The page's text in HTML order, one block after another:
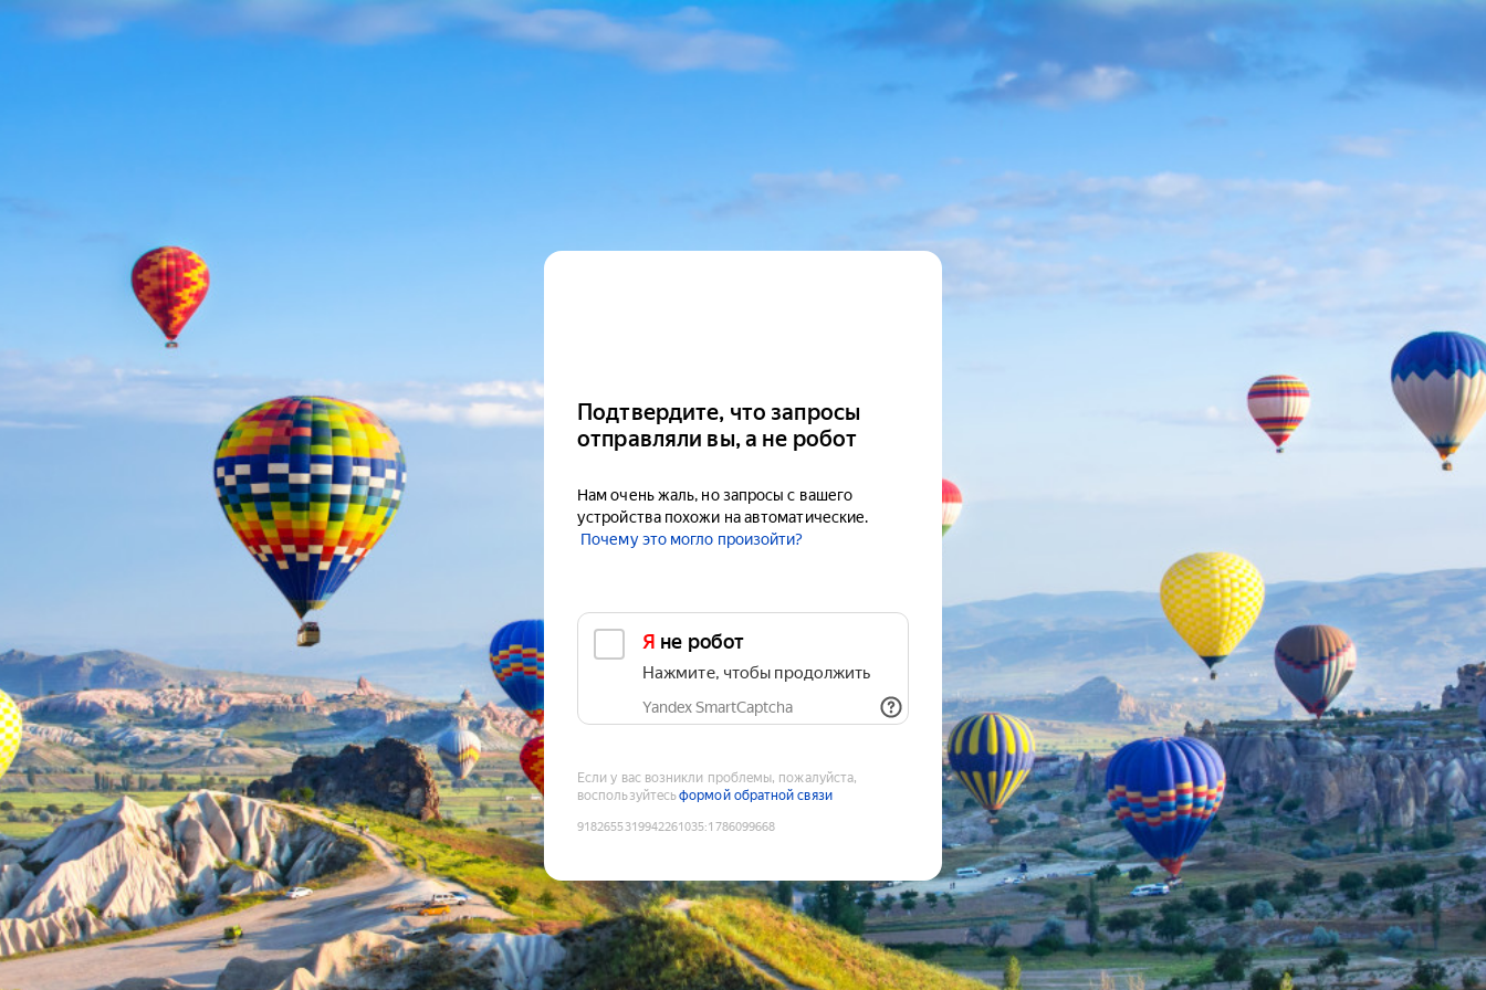
Подтвердите, что запросы
отправляли вы, а не робот
Нам очень жаль, но запросы с вашего
устройства похожи на автоматические.
Почему это могло произойти?
Я не робот
Нажмите, чтобы продолжить
Yandex SmartCaptcha
Если у вас возникли проблемы, пожалуйста,
воспользуйтесьформой обратной связи
9182655319942261035:1786099668